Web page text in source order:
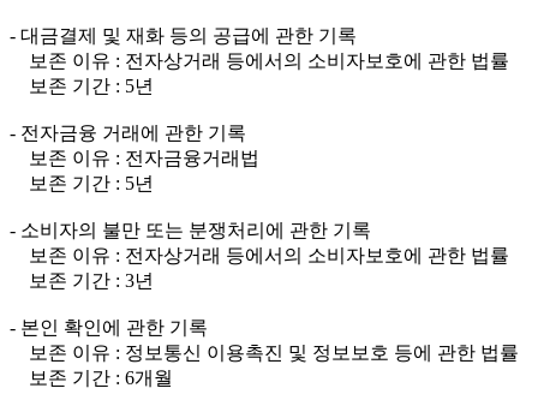
- 대금결제 및 재화 등의 공급에 관한 기록
보존 이유 : 전자상거래 등에서의 소비자보호에 관한 법률
보존 기간 : 5년
- 전자금융 거래에 관한 기록
보존 이유 : 전자금융거래법
보존 기간 : 5년
- 소비자의 불만 또는 분쟁처리에 관한 기록
보존 이유 : 전자상거래 등에서의 소비자보호에 관한 법률
보존 기간 : 3년
- 본인 확인에 관한 기록
보존 이유 : 정보통신 이용촉진 및 정보보호 등에 관한 법률
보존 기간 : 6개월